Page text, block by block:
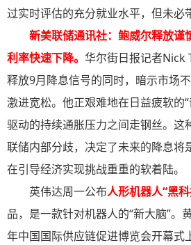
过实时评估的充分就业水平，但未必
新美联储通讯社：鲍威尔释放谨
利率快速下降。 华尔街日报记者Nick
释放9月降息信号的同时，暗示市场
激进宽松。他正艰难地在日益疲软的
驱动的持续通胀压力之间走钢丝。这
联储内部分歧，决定了未来的降息将
在引导经济实现挑战重重的软着陆。
英伟达周一公布人形机器人“黑
品，是一款针对机器人的“新大脑”。
年中国国际供应链促进博览会开幕式